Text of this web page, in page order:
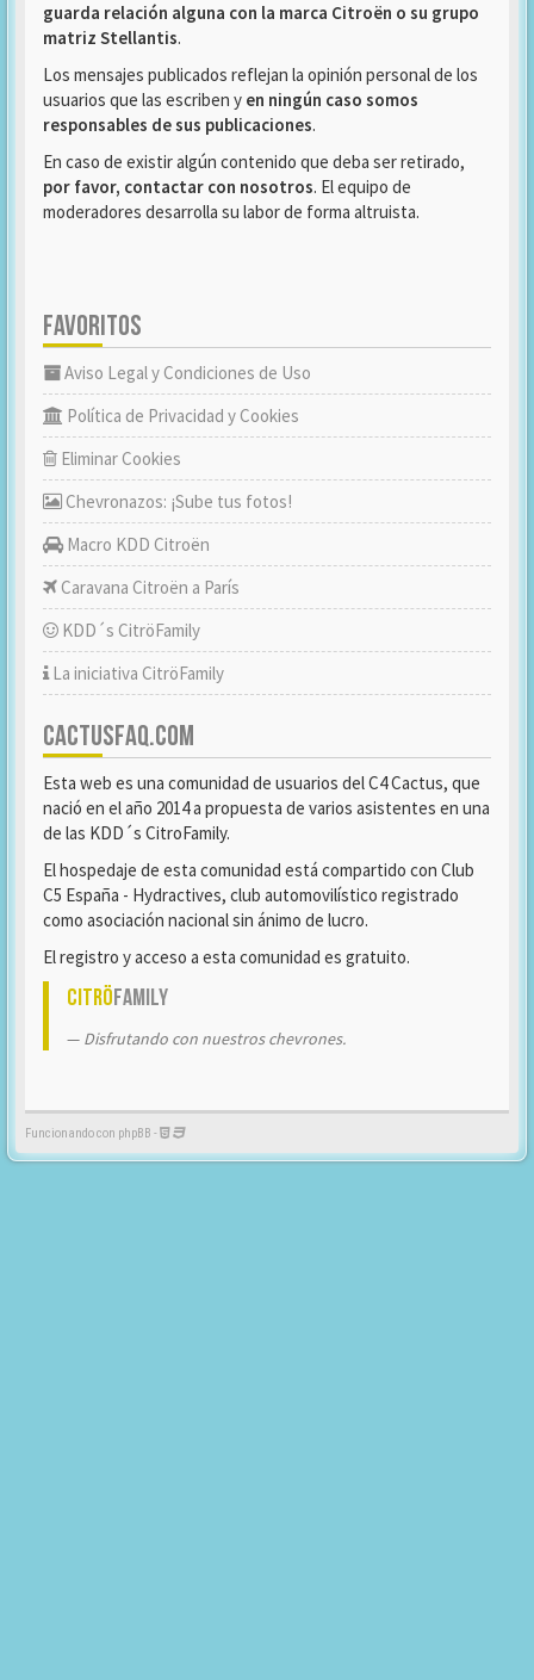
guarda relación alguna con la marca Citroën o su grupo
matriz Stellantis.
Los mensajes publicados reflejan la opinión personal de los
usuarios que las escriben y en ningún caso somos
responsables de sus publicaciones.
En caso de existir algún contenido que deba ser retirado,
por favor, contactar con nosotros. El equipo de
moderadores desarrolla su labor de forma altruista.
FAVORITOS
Aviso Legal y Condiciones de Uso
Política de Privacidad y Cookies
Eliminar Cookies
Chevronazos: ¡Sube tus fotos!
Macro KDD Citroën
Caravana Citroën a París
KDD´s CitröFamily
La iniciativa CitröFamily
CACTUSFAQ.COM
Esta web es una comunidad de usuarios del C4 Cactus, que
nació en el año 2014 a propuesta de varios asistentes en una
de las KDD´s CitroFamily.
El hospedaje de esta comunidad está compartido con Club
C5 España - Hydractives, club automovilístico registrado
como asociación nacional sin ánimo de lucro.
El registro y acceso a esta comunidad es gratuito.
CitröFamily
Disfrutando con nuestros chevrones.
Funcionando con phpBB -